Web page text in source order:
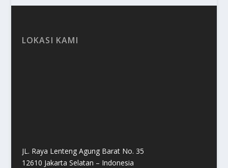
LOKASI KAMI
JL. Raya Lenteng Agung Barat No. 35
12610 Jakarta Selatan – Indonesia